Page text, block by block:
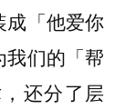
成「他爱你
我们的「帮
还分了层